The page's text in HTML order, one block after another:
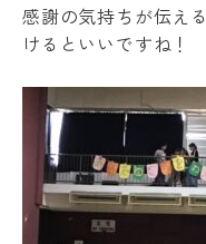
感謝の気持ちが伝え
けるといいですね！